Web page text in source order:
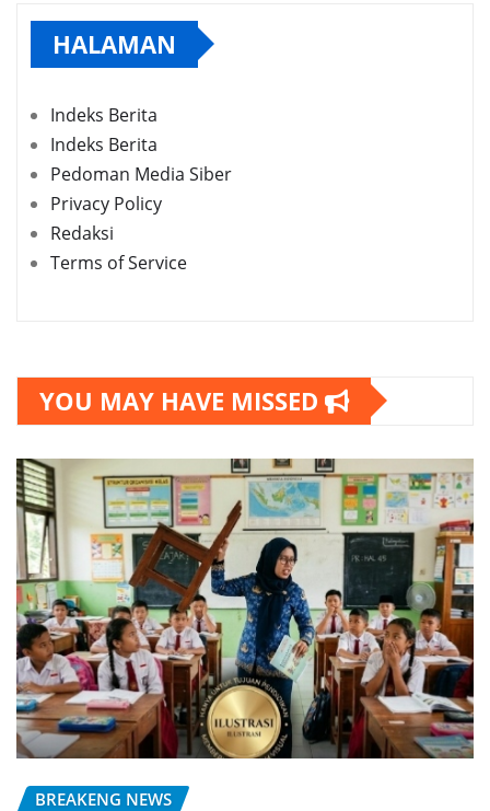
HALAMAN
Indeks Berita
Indeks Berita
Pedoman Media Siber
Privacy Policy
Redaksi
Terms of Service
YOU MAY HAVE MISSED
BREAKENG NEWS